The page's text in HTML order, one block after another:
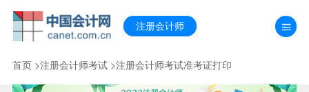
注册会计师
首页>注册会计师考试>注册会计师考试准考证打印